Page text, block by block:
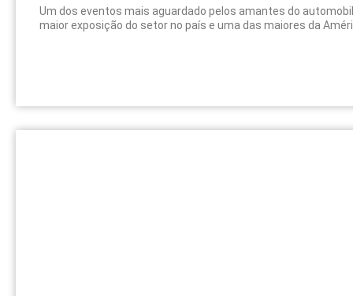
Um dos eventos mais aguardado pelos amantes do
maior exposição do setor no país e uma das maiores da